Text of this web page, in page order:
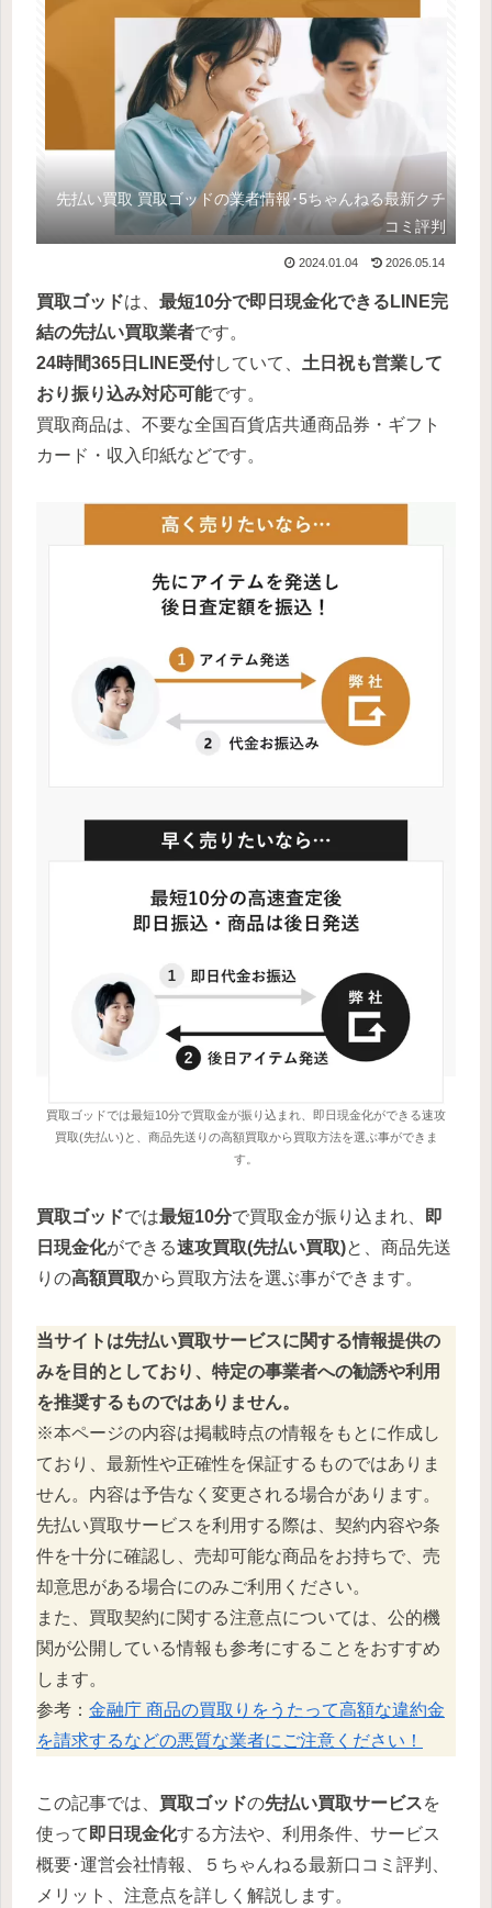
先払い買取 買取ゴッドの業者情報･5ちゃんねる最新クチ
コミ評判
2024.01.04 2026.05.14
買取ゴッドは、 最短10分で即日現金化できるLINE完
結の先払い買取業者です。
24時間365日LINE受付していて、 土日祝も営業して
おり振り込み対応可能です。
買取商品は、不要な全国百貨店共通商品券・ギフト
カード・収入印紙などです。
買取ゴッドでは最短10分で買取金が振り込まれ、即日現金化ができる速攻
買取(先払い)と、商品先送りの高額買取から買取方法を選ぶ事ができま
す。
買取ゴッドでは最短10分で買取金が振り込まれ、
即
日現金化ができる速攻買取(先払い買取)と、商品先送
りの高額買取から買取方法を選ぶ事ができます。
当サイトは先払い買取サービスに関する情報提供の
みを目的としており、特定の事業者への勧誘や利用
を推奨するものではありません。
※本ページの内容は掲載時点の情報をもとに作成し
ており、最新性や正確性を保証するものではありま
せん。内容は予告なく変更される場合があります。
先払い買取サービスを利用する際は、契約内容や条
件を十分に確認し、売却可能な商品をお持ちで、売
却意思がある場合にのみご利用ください。
また、買取契約に関する注意点については、公的機
関が公開している情報も参考にすることをおすすめ
します。
参考： 金融庁 商品の買取りをうたって高額な違約金
を請求するなどの悪質な業者にご注意ください！
この記事では、 買取ゴッドの先払い買取サービスを
使って 即日現金化する方法や、利用条件、サービス
概要･運営会社情報、５ちゃんねる最新口コミ評判、
メリット、注意点を詳しく解説します。